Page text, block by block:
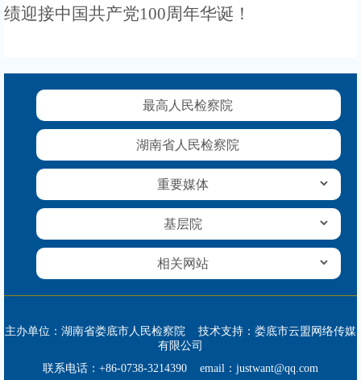
绩迎接中国共产党100周年华诞！
最高人民检察院
湖南省人民检察院
主办单位：湖南省娄底市人民检察院 技术支持：娄底市云盟网络传媒
有限公司
联系电话：+86-0738-3214390 email：justwant@qq.com